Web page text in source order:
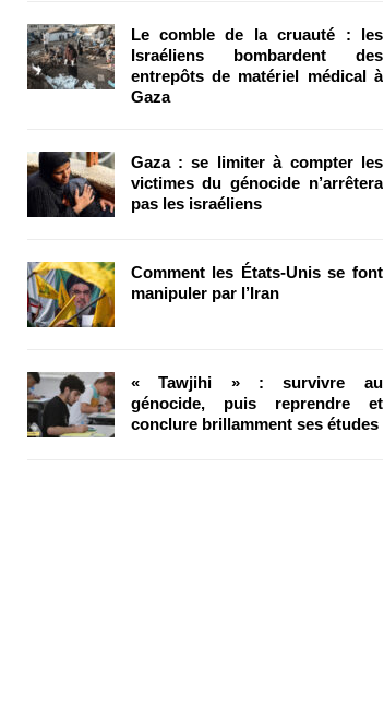
Le comble de la cruauté : les
Israéliens bombardent des
entrepôts de matériel médical à
Gaza
Gaza : se limiter à compter les
victimes du génocide n’arrêtera
pas les israéliens
Comment les États-Unis se font
manipuler par l’Iran
« Tawjihi » : survivre au
génocide, puis reprendre et
conclure brillamment ses études